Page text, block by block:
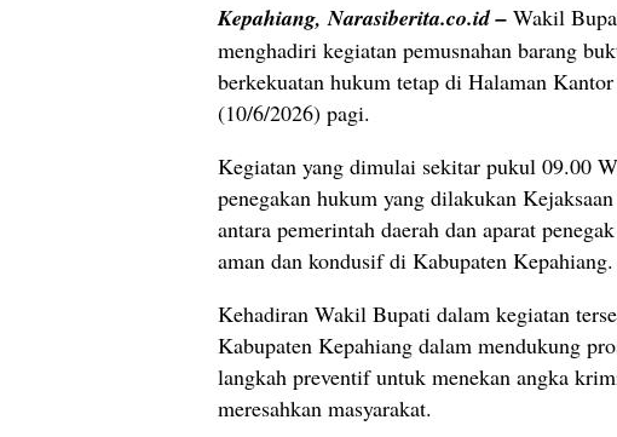
Kepahiang, Narasiberita.co.id – Wakil
menghadiri kegiatan pemusnahan barang
berkekuatan hukum tetap di Halaman
(10/6/2026) pagi.
Kegiatan yang dimulai sekitar pukul 09.00
penegakan hukum yang dilakukan
antara pemerintah daerah dan aparat
aman dan kondusif di Kabupaten Kepahiang.
Kehadiran Wakil Bupati dalam kegiatan
Kabupaten Kepahiang dalam mendukung
langkah preventif untuk menekan angka
meresahkan masyarakat.